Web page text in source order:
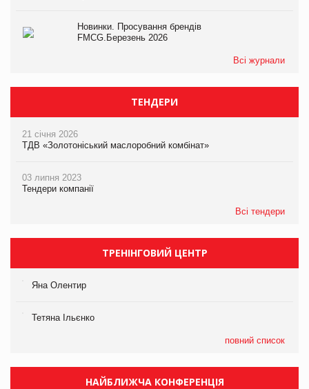
Новинки. Просування брендів
FMCG.Березень 2026
Всі журнали
ТЕНДЕРИ
21 січня 2026
ТДВ «Золотоніський маслоробний комбінат»
03 липня 2023
Тендери компанії
Всі тендери
ТРЕНІНГОВИЙ ЦЕНТР
Яна Олентир
Тетяна Ільєнко
повний список
НАЙБЛИЖЧА КОНФЕРЕНЦІЯ